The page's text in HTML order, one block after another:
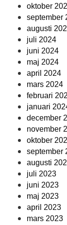
oktober
september
augusti
juli 2024
juni 2024
maj 2024
april 2024
mars 2024
februari
januari
december
november
oktober
september
augusti
juli 2023
juni 2023
maj 2023
april 2023
mars 2023